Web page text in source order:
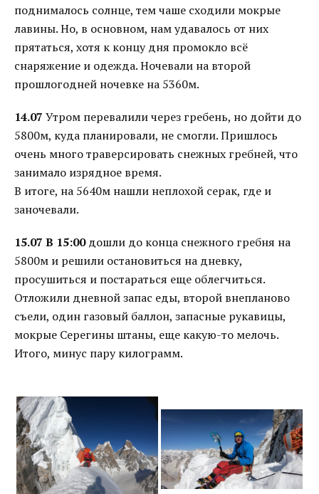
поднималось солнце, тем чаше сходили мокрые
лавины. Но, в основном, нам удавалось от них
прятаться, хотя к концу дня промокло всё
снаряжение и одежда. Ночевали на второй
прошлогодней ночевке на 5360м.
14.07 Утром перевалили через гребень, но дойти до
5800м, куда планировали, не смогли. Пришлось
очень много траверсировать снежных гребней, что
занимало изрядное время.
В итоге, на 5640м нашли неплохой серак, где и
заночевали.
15.07 В 15:00дошли до конца снежного гребня на
5800м и решили остановиться на дневку,
просушиться и постараться еще облегчиться.
Отложили дневной запас еды, второй внепланово
съели, один газовый баллон, запасные рукавицы,
мокрые Серегины штаны, еще какую-то мелочь.
Итого, минус пару килограмм.